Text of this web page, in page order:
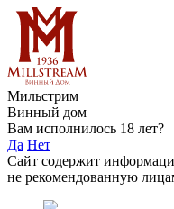
Мильстрим
Винный дом
Вам исполнилось 18 лет?
Да Нет
Сайт содержит
не рекомендованную